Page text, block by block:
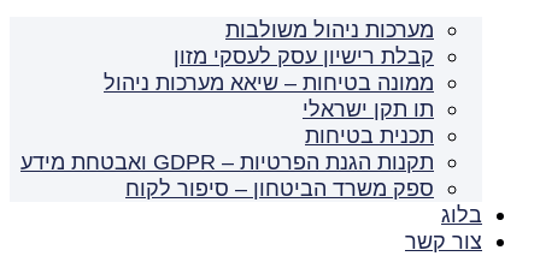
מערכות ניהול משולבות
קבלת רישיון עסק לעסקי מזון
ממונה בטיחות – שיאא מערכות ניהול
תו תקן ישראלי
תכנית בטיחות
תקנות הגנת הפרטיות – GDPR ואבטחת מידע
ספק משרד הביטחון – סיפור לקוח
בלוג
צור קשר